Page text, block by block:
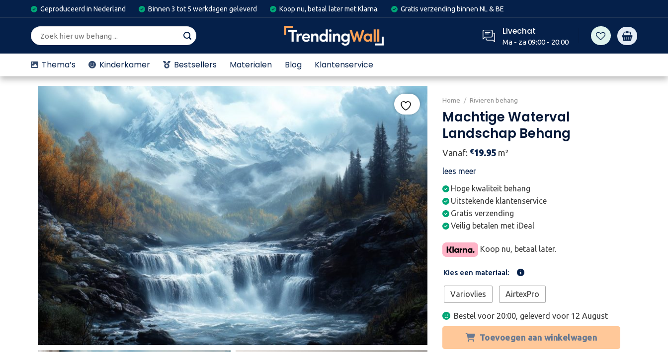
to
Geproduceerd in Nederland Binnen 3 tot 5 werkdagen geleverd Koop nu, betaal later met Klarna. Gratis verzending binnen NL & BE
Zoeken
naar:
Livechat
Ma - za 09:00 - 20:00
Thema’s Kinderkamer Bestsellers Materialen Blog Klantenservice
Home / Rivieren behang
Machtige Waterval
Landschap Behang
Vanaf: €19.95 m²
lees meer
Hoge kwaliteit behang
Uitstekende klantenservice
Gratis verzending
Veilig betalen met iDeal
Koop nu, betaal later.
Kies een materiaal:
Variovlies AirtexPro
Bestel voor 20:00, geleverd voor 12 August
Toevoegen aan winkelwagen